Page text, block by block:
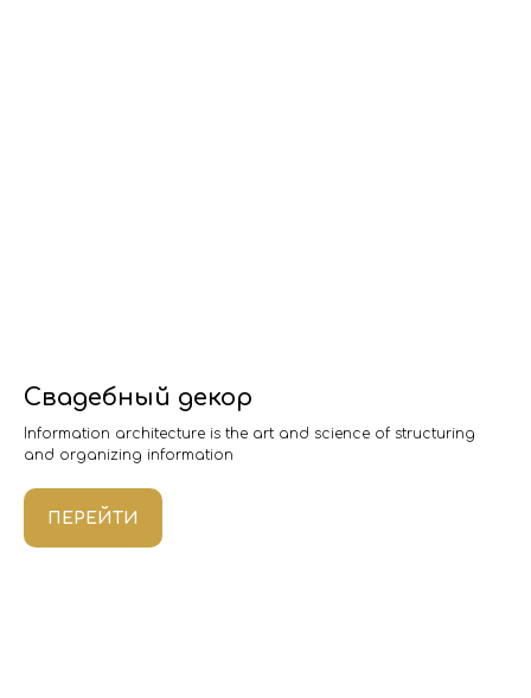
Свадебный декор
Information architecture is the art and science of structuring
and organizing information
ПЕРЕЙТИ